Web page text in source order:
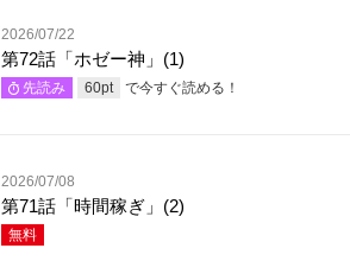
2026/07/22
第72話「ホゼー神」(1)
先読み 60pt で今すぐ読める！
2026/07/08
第71話「時間稼ぎ」(2)
無料